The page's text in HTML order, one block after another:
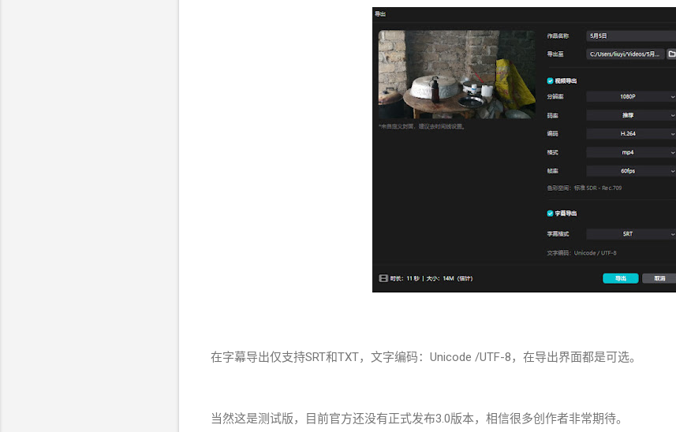
在字幕导出仅支持SRT和TXT，文字编码：Unicode /UTF-8，在导出界面都是可选。
当然这是测试版，目前官方还没有正式发布3.0版本，相信很多创作者非常期待。